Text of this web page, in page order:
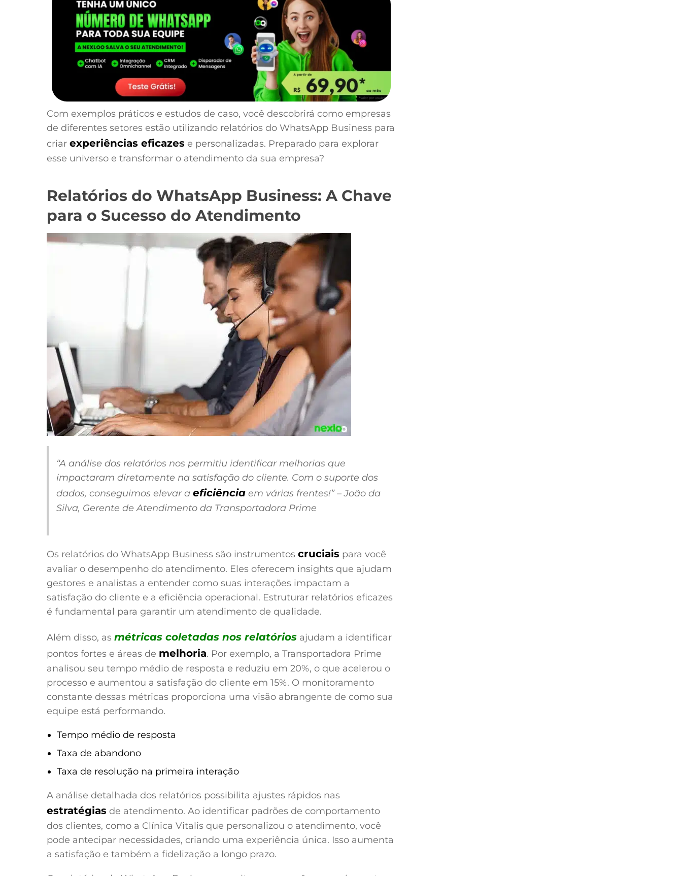
Com exemplos práticos e estudos de caso, você descobrirá como empresas
de diferentes setores estão utilizando relatórios do WhatsApp Business para
criar experiências eficazes e personalizadas. Preparado para explorar
esse universo e transformar o atendimento da sua empresa?
Relatórios do WhatsApp Business: A Chave
para o Sucesso do Atendimento
“A análise dos relatórios nos permitiu identificar melhorias que
impactaram diretamente na satisfação do cliente. Com o suporte dos
dados, conseguimos elevar a eficiência em várias frentes!” – João da
Silva, Gerente de Atendimento da Transportadora Prime
Os relatórios do WhatsApp Business são instrumentos cruciais para você
avaliar o desempenho do atendimento. Eles oferecem insights que ajudam
gestores e analistas a entender como suas interações impactam a
satisfação do cliente e a eficiência operacional. Estruturar relatórios eficazes
é fundamental para garantir um atendimento de qualidade.
Além disso, as métricas coletadas nos relatórios ajudam a identificar
pontos fortes e áreas de melhoria. Por exemplo, a Transportadora Prime
analisou seu tempo médio de resposta e reduziu em 20%, o que acelerou o
processo e aumentou a satisfação do cliente em 15%. O monitoramento
constante dessas métricas proporciona uma visão abrangente de como sua
equipe está performando.
Tempo médio de resposta
Taxa de abandono
Taxa de resolução na primeira interação
A análise detalhada dos relatórios possibilita ajustes rápidos nas
estratégias de atendimento. Ao identificar padrões de comportamento
dos clientes, como a Clínica Vitalis que personalizou o atendimento, você
pode antecipar necessidades, criando uma experiência única. Isso aumenta
a satisfação e também a fidelização a longo prazo.